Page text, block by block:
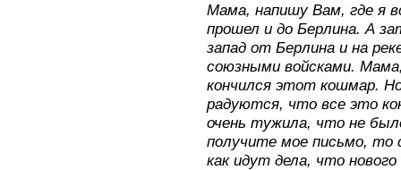
Мама, напишу Вам, где я
прошел и до Берлина. А
запад от Берлина и на
союзными войсками.
кончился этот кошмар.
радуются, что все это
очень тужила, что не
получите мое письмо,
как идут дела, что нового